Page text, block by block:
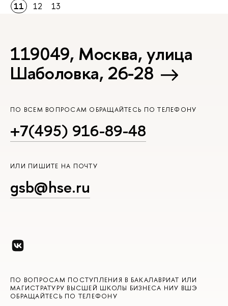
11
12 13
119049, Москва, улица
Шаболовка, 26-28
ПО ВСЕМ ВОПРОСАМ ОБРАЩАЙТЕСЬ ПО ТЕЛЕФОНУ
+7(495) 916-89-48
ИЛИ ПИШИТЕ НА ПОЧТУ
gsb@hse.ru
ПО ВОПРОСАМ ПОСТУПЛЕНИЯ В БАКАЛАВРИАТ ИЛИ
МАГИСТРАТУРУ ВЫСШЕЙ ШКОЛЫ БИЗНЕСА НИУ ВШЭ
ОБРАЩАЙТЕСЬ ПО ТЕЛЕФОНУ